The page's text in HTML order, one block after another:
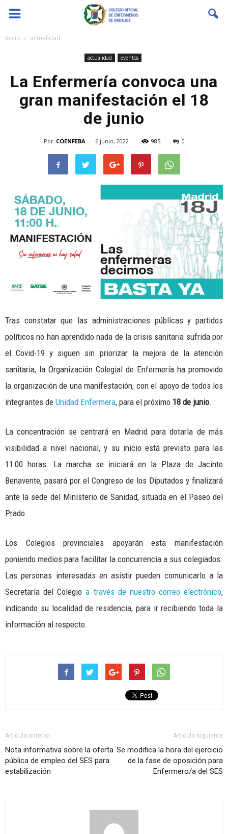
Coenfeba
Inicio actualidad
actualidad eventos
La Enfermería convoca una
gran manifestación el 18
de junio
Por COENFEBA - 6 junio, 2022 985 0
Tras constatar que las administraciones públicas y partidos
políticos no han aprendido nada de la crisis sanitaria sufrida por
el Covid-19 y siguen sin priorizar la mejora de la atención
sanitaria, la Organización Colegial de Enfermería ha promovido
la organización de una manifestación, con el apoyo de todos los
integrantes de Unidad Enfermera, para el próximo 18 de junio.
La concentración se centrará en Madrid para dotarla de más
visibilidad a nivel nacional, y su inicio está previsto para las
11:00 horas. La marcha se iniciará en la Plaza de Jacinto
Benavente, pasará por el Congreso de los Diputados y finalizará
ante la sede del Ministerio de Sanidad, situada en el Paseo del
Prado.
Los Colegios provinciales apoyarán esta manifestación
poniendo medios para facilitar la concurrencia a sus colegiados.
Las personas interesadas en asistir pueden comunicarlo a la
Secretaría del Colegioa través de nuestro correo electrónico,
indicando su localidad de residencia, para ir recibiendo toda la
información al respecto.
Artículo anterior
Nota informativa sobre la oferta
pública de empleo del SES para
estabilización
Artículo siguiente
Se modifica la hora del ejercicio
de la fase de oposición para
Enfermero/a del SES